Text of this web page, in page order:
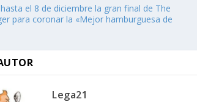
el 8 de diciembre la gran final de The
para coronar la «Mejor hamburguesa de
Lega21